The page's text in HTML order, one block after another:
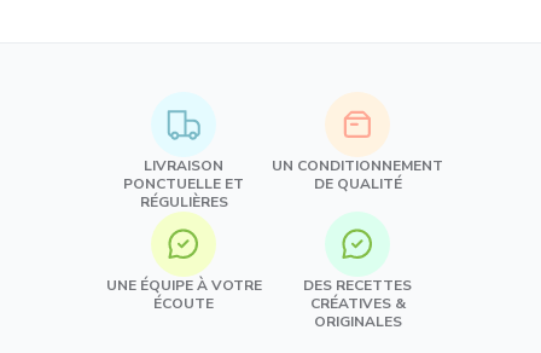
LIVRAISON
PONCTUELLE ET
RÉGULIÈRES
UN CONDITIONNEMENT
DE QUALITÉ
UNE ÉQUIPE À VOTRE
ÉCOUTE
DES RECETTES
CRÉATIVES &
ORIGINALES